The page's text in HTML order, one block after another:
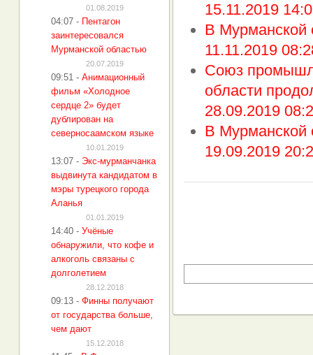
15.11.2019
В Мурманской
11.11.2019
Союз
области
28.09.2019
В Мурманской
19.09.2019
01.08.2019
04:07 - Пентагон
заинтересовался
Мурманской областью
20.07.2019
09:51 - Анимационный
фильм «Холодное
сердце 2» будет
дублирован на
северносаамском языке
10.01.2019
13:07 - Экс-мурманчанка
выдвинута кандидатом в
мэры турецкого города
Аланья
01.01.2019
14:40 - Учёные
обнаружили, что кофе и
алкоголь связаны с
долголетием
28.12.2018
09:13 - Финны получают
от государства больше,
чем дают
15.12.2018